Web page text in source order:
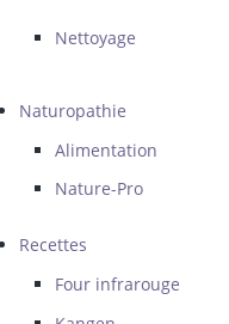
Nettoyage
Naturopathie
Alimentation
Nature-Pro
Recettes
Four infrarouge